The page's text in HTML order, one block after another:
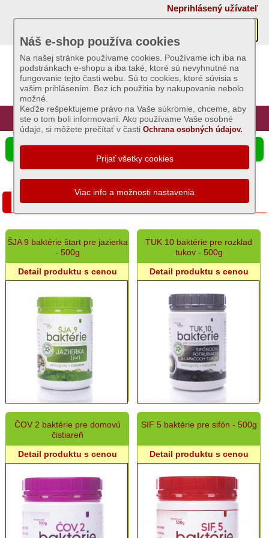
Neprihlásený užívateľ
Úvod Hlavná stránka Prihlásenie Registrácia
Náš e-shop používa cookies
Na našej stránke používame cookies. Používame ich iba na
podstránkach e-shopu a iba také, ktoré sú nevyhnutné na
fungovanie tejto časti webu. Sú to cookies, ktoré súvisia s
vašim prihlásením. Bez ich použitia by nakupovanie nebolo
možné.
Keďže rešpektujeme právo na Vaše súkromie, chceme, aby
ste o tom boli informovaní. Ako používame Vaše osobné
údaje, si môžete prečítať v častiOchrana osobných údajov.
☰ Ponuka produktov
Akcie
Sviečky
Umelé
kvety
Semená
a
osivá
potreby
Grilovací
hygiena
Dekorácie
potreby
rôzny
sortiment
Vinárske
potreby
fľaše
Aktívne baktérie pre dom a záhradu
ŠJA 9 baktérie štart pre jazierka
- 500g
Detail produktu s cenou
TUK 10 baktérie pre rozklad
tukov - 500g
Detail produktu s cenou
ČOV 2 baktérie pre domovú
čistiareň
Detail produktu s cenou
SIF 5 baktérie pre sifón - 500g
Detail produktu s cenou